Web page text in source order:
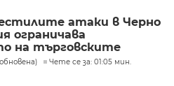
атаки в Черно
ограничава
на търговските
Чете се за: 01:05 мин.